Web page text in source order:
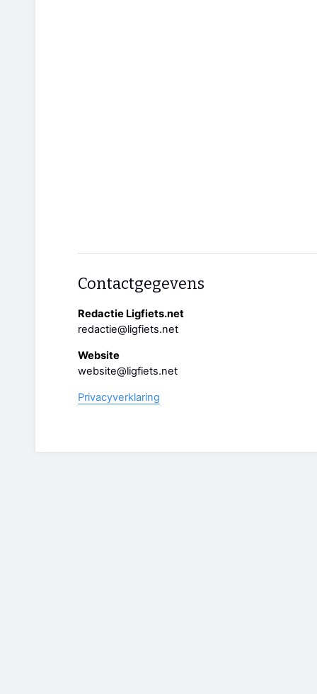
Contactgegevens
Redactie Ligfiets.net
redactie@ligfiets.net
Website
website@ligfiets.net
Privacyverklaring